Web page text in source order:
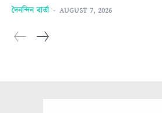
দৈনন্দিন বাৰ্তা - AUGUST 7, 2026